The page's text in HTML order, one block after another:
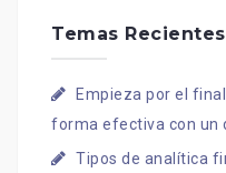
Temas Recientes
Empieza por el
forma efectiva con un
Tipos de analítica